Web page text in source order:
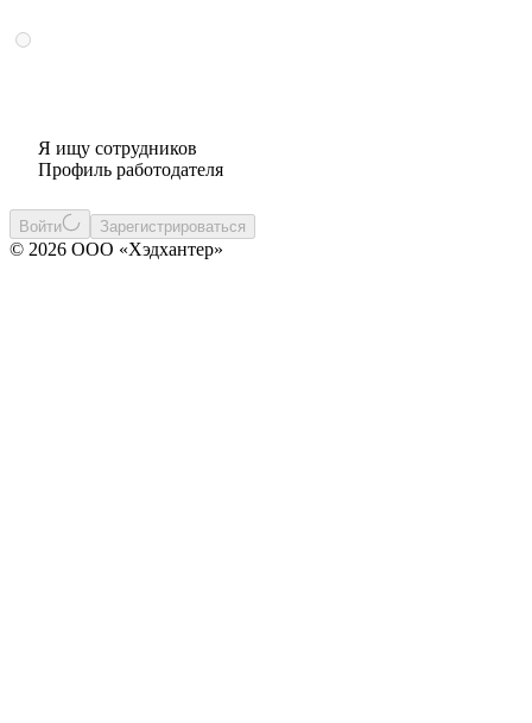
Я ищу сотрудников
Профиль работодателя
Войти Зарегистрироваться
© 2026 ООО «Хэдхантер»